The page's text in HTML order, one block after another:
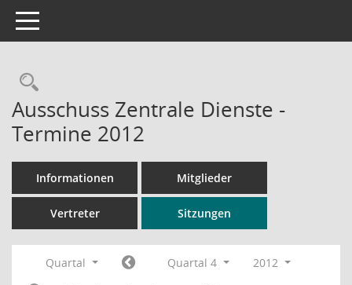
Toggle navigation
Rechercheauswahl
Ausschuss Zentrale Dienste -
Termine 2012
Informationen Mitglieder
Vertreter Sitzungen
Quartal Quartal 4
2012